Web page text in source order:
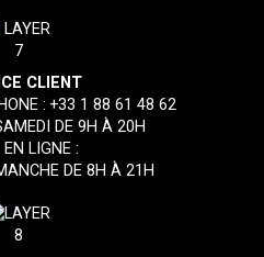
CLIENT
:+33 1 88 61 48 62
DE 9H À 20H
LIGNE :
DE 8H À 21H